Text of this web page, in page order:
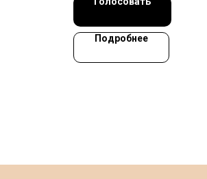
Подробнее